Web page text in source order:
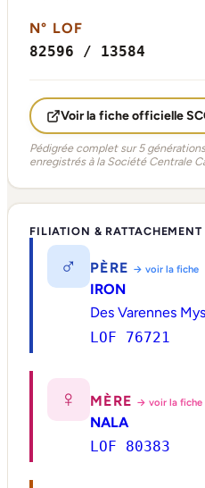
N° LOF
82596 / 13584
Voir la fiche officielle
Pédigrée complet sur 5
enregistrés à la Société Centrale
FILIATION & RATTACHEMENT
♂ PÈRE → voir la fiche
IRON
Des Varennes
LOF 76721
♀ MÈRE → voir la fiche
NALA
LOF 80383